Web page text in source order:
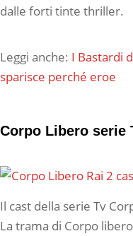
dalle forti tinte thriller.
Leggi anche: I Bastardi
sparisce perché eroe
Corpo Libero serie
Il cast della serie Tv
La trama di Corpo